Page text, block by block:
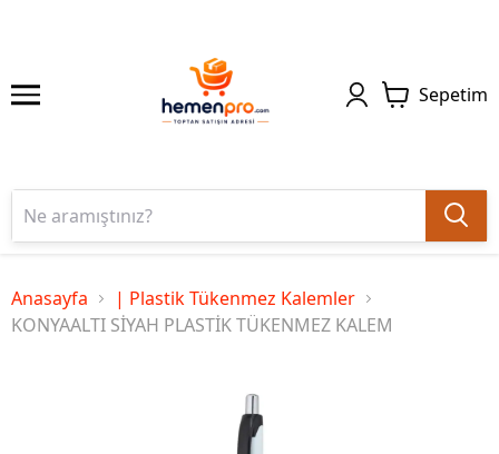
Sepetim
Anasayfa
| Plastik Tükenmez Kalemler
KONYAALTI SİYAH PLASTİK TÜKENMEZ KALEM